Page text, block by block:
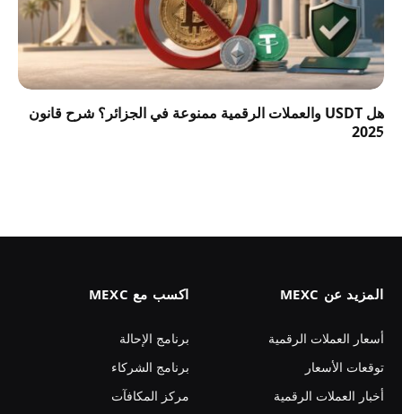
هل USDT والعملات الرقمية ممنوعة في الجزائر؟ شرح قانون
2025
المزيد عن MEXC
أسعار العملات الرقمية
توقعات الأسعار
أخبار العملات الرقمية
اكسب مع MEXC
برنامج الإحالة
برنامج الشركاء
مركز المكافآت